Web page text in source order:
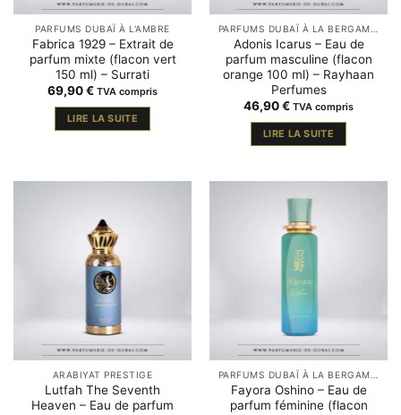
PARFUMS DUBAÏ À L'AMBRE
Fabrica 1929 – Extrait de
parfum mixte (flacon vert
150 ml) – Surrati
69,90€ TVA compris
LIRE LA SUITE
Adonis Icarus – Eau de
parfum masculine (flacon
orange 100 ml) – Rayhaan
Perfumes
46,90€ TVA compris
LIRE LA SUITE
ARABIYAT PRESTIGE
Lutfah The Seventh
Heaven – Eau de parfum
Fayora Oshino – Eau de
parfum féminine (flacon